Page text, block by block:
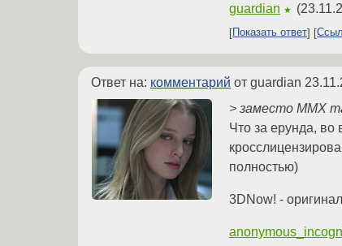
guardian ★ (
Показать ответ
Ответ на: комментарий от guardian
> заместо MMX
Что за ерунда, во
полностью)
3DNow! -